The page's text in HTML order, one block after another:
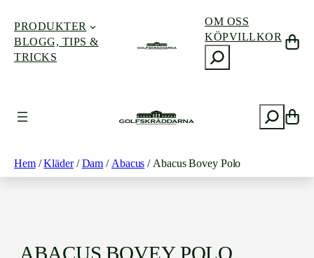
innehåll
PRODUKTER
BLOGG, TIPS &
TRICKS
OM OSS
KÖPVILLKOR
ö
ö
Hem/Kläder/Dam / Abacus / Abacus Bovey Polo
ABACUS BOVEY POLO